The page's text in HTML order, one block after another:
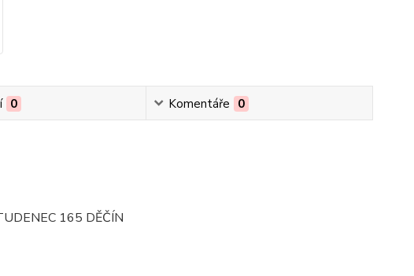
0 Komentáře 0
165 DĚČÍN